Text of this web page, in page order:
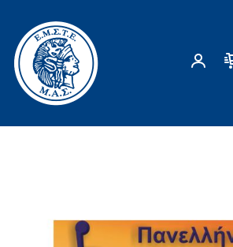
ΣΧΕΤΙΚΑ ΜΕ ΕΜΑΣ
Αρχική σελίδα
Δωρεά στο Σύνδεσμο Παραπληγικών